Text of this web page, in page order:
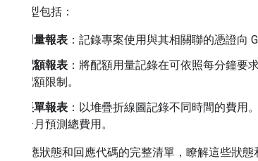
報表類型包括：
用量報表 ：記錄專案使用與其相關聯的憑證向
配額報表 ：將配額用量記錄在可依照每分鐘要
配額限制。
帳單報表 ：以堆疊折線圖記錄不同時間的費用
全月預測總費用。
如需回應狀態和回應代碼的完整清單，瞭解這些狀